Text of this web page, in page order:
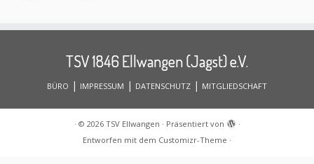
TSV 1846 Ellwangen (Jagst) e.V.
BÜRO | IMPRESSUM | DATENSCHUTZ | MITGLIEDSCHAFT
· © 2026 TSV Ellwangen · Präsentiert von
·
Entworfen mit dem Customizr-Theme ·